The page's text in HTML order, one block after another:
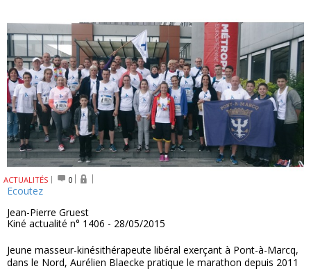
ACTUALITÉS 0
Ecoutez
Jean-Pierre Gruest
Kiné actualité n° 1406 - 28/05/2015
Jeune masseur-kinésithérapeute libéral exerçant à Pont-à-Marcq,
dans le Nord, Aurélien Blaecke pratique le marathon depuis 2011